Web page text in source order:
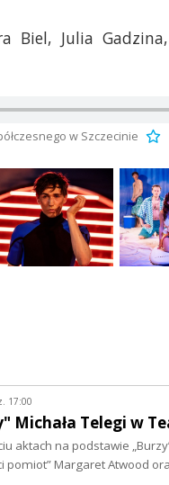
Biel, Julia
w Szczecinie
17:00
Michała Telegi w
aktach na podstawie
pomiot” Margaret Atwood